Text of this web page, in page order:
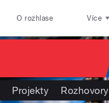
O rozhlase Více
Projekty Rozhovory